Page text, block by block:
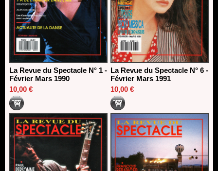
La Revue du Spectacle N° 1 -
Février Mars 1990
10,00 €
La Revue du Spectacle N° 6 -
Février Mars 1991
10,00 €